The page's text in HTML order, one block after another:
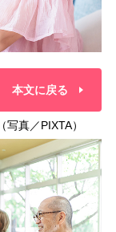
本文に戻る
真／PIXTA）